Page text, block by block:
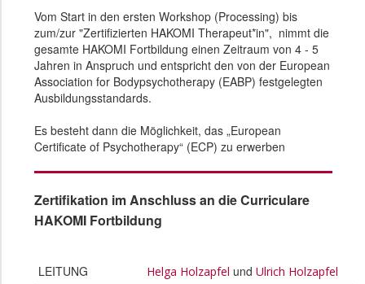
Vom Start in den ersten Workshop (Processing) bis
zum/zur "Zertifizierten HAKOMI Therapeut*in", nimmt die
gesamte HAKOMI Fortbildung einen Zeitraum von 4 - 5
Jahren in Anspruch und entspricht den von der European
Association for Bodypsychotherapy (EABP) festgelegten
Ausbildungsstandards.
Es besteht dann die Möglichkeit, das „European
Certificate of Psychotherapy“ (ECP) zu erwerben
Zertifikation im Anschluss an die Curriculare
HAKOMI Fortbildung
LEITUNG Helga Holzapfel und Ulrich Holzapfel